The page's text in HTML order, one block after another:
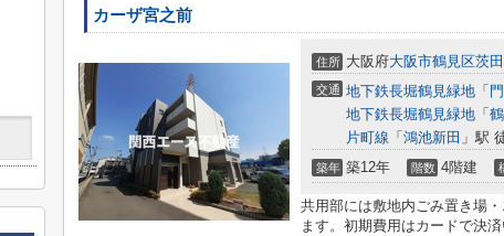
カーザ宮之前
住所 大阪府大阪市鶴見区茨
交通 地下鉄長堀鶴見緑地 「
地下鉄長堀鶴見緑地 「
片町線 「 鴻池新田 」駅
築年 築12年 階数 4階建
共用部には敷地内ごみ置き場
ます。初期費用はカードで決